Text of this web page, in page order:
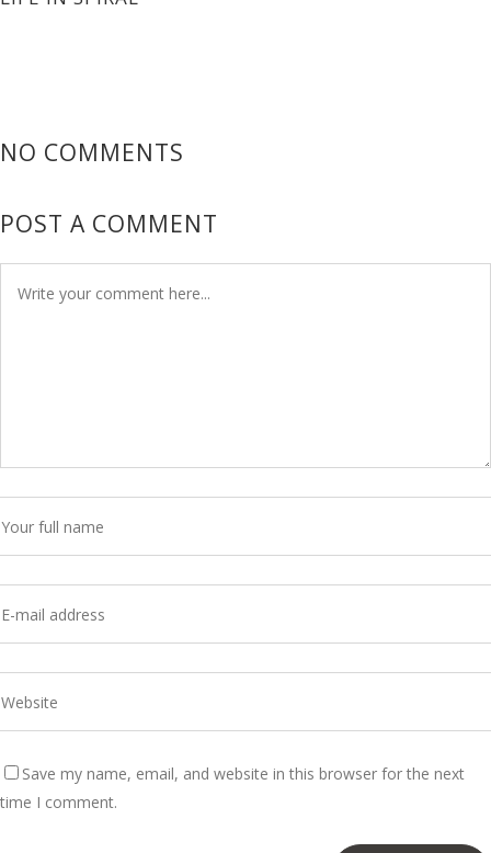
NO COMMENTS
POST A COMMENT
Save my name, email, and website in this browser for the next
time I comment.